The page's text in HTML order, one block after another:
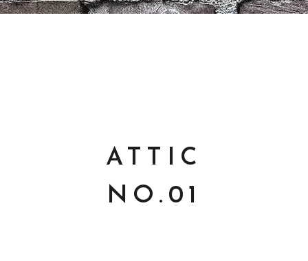
ATTIC
NO.01